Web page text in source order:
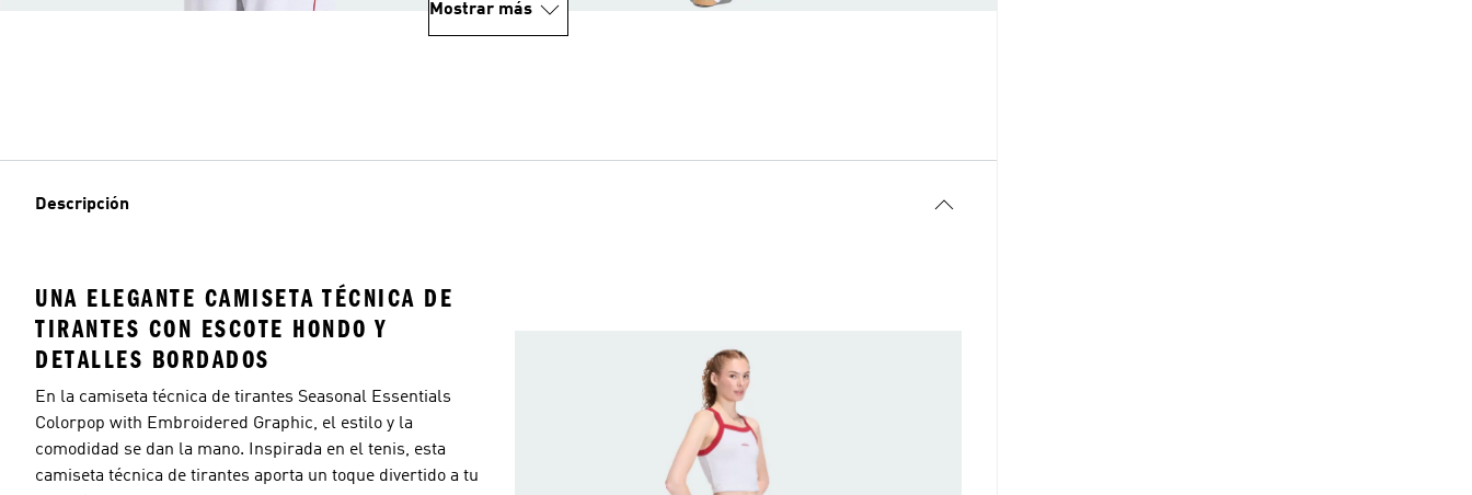
Mostrar más
Descripción
UNA ELEGANTE CAMISETA TÉCNICA DE
TIRANTES CON ESCOTE HONDO Y
DETALLES BORDADOS
En la camiseta técnica de tirantes Seasonal Essentials
Colorpop with Embroidered Graphic, el estilo y la
comodidad se dan la mano. Inspirada en el tenis, esta
camiseta técnica de tirantes aporta un toque divertido a tu